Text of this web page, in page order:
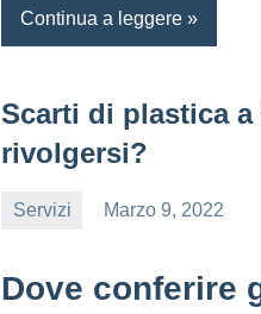
Continua a leggere
Scarti di plastica a
rivolgersi?
Servizi
Marzo 9, 2022
Dove conferire